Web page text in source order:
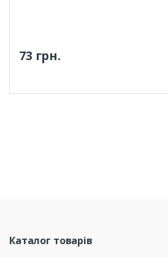
73 грн.
Каталог товарів